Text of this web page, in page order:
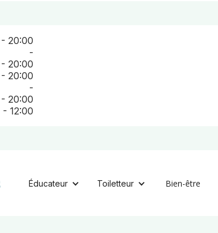
20:00
-
20:00
20:00
-
20:00
12:00
Éducateur Toiletteur Bien-être